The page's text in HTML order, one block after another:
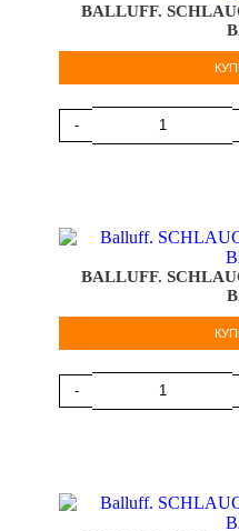
BALLUFF.
-
BALLUFF.
-